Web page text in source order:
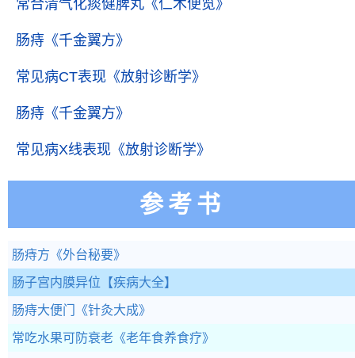
常合清气化痰健脾丸 《仁术便览》
肠痔 《千金翼方》
常见病CT表现 《放射诊断学》
肠痔 《千金翼方》
常见病X线表现 《放射诊断学》
参考书
肠痔方 《外台秘要》
肠子宫内膜异位 【疾病大全】
肠痔大便门 《针灸大成》
常吃水果可防衰老 《老年食养食疗》